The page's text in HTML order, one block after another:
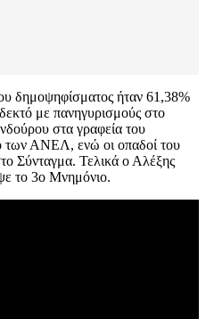
δημοψηφίσματος ήταν 61,38%
με πανηγυρισμούς στο
στα γραφεία του
των ΑΝΕΛ, ενώ οι οπαδοί του
Σύνταγμα. Τελικά ο Αλέξης
το 3ο Μνημόνιο.